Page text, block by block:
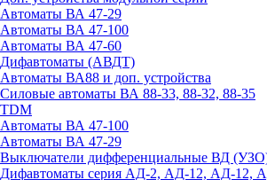
Автоматы ВА 47-29
Автоматы ВА 47-100
Автоматы ВА 47-60
Дифавтоматы (АВДТ)
Автоматы ВА88 и доп. устройства
Силовые автоматы ВА 88-33, 88-32, 88-35
TDM
Автоматы ВА 47-100
Автоматы ВА 47-29
Выключатели дифференциальные ВД
Дифавтоматы серия АД-2, АД-12, АД-12,